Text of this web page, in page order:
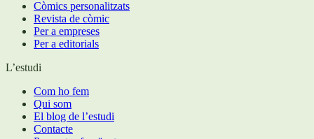
Còmics personalitzats
Revista de còmic
Per a empreses
Per a editorials
L’estudi
Com ho fem
Qui som
El blog de l’estudi
Contacte